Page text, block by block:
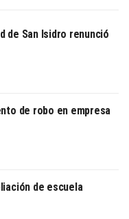
de San Isidro renunció
de robo en empresa
de escuela